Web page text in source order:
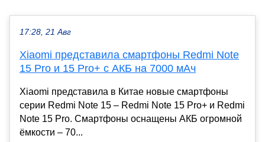
17:28, 21 Авг
Xiaomi представила смартфоны Redmi Note
15 Pro и 15 Pro+ с АКБ на 7000 мАч
Xiaomi представила в Китае новые смартфоны
серии Redmi Note 15 – Redmi Note 15 Pro+ и Redmi
Note 15 Pro. Смартфоны оснащены АКБ огромной
ёмкости – 70...